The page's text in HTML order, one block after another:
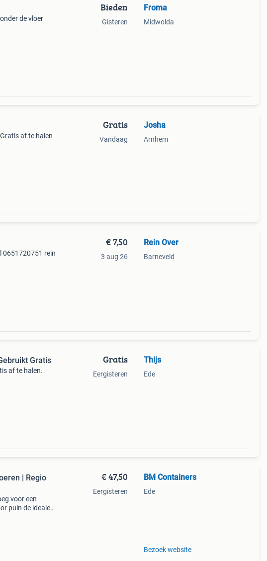
de vloer
Bieden
Gisteren
Froma
Midwolda
af te halen
Gratis
Vandaag
Josha
Arnhem
0651720751 rein
€ 7,50
3 aug 26
Rein Over
Barneveld
Gratis
af te halen.
Gratis
Eergisteren
Thijs
Ede
| Regio
voor een
puin de ideale
€ 47,50
Eergisteren
BM Containers
Ede
Bezoek website